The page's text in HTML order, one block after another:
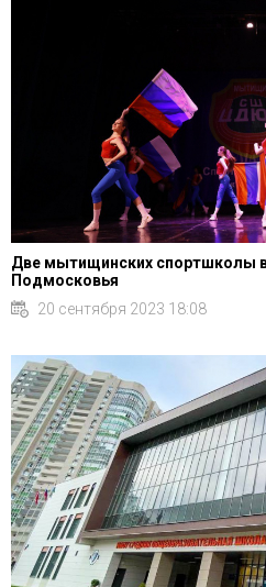
Две мытищинских спортшколы
Подмосковья
20 сентября 2023 18:08